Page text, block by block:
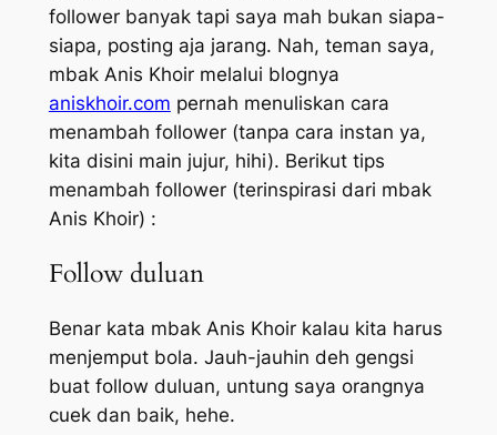
follower banyak tapi saya mah bukan siapa-
siapa, posting aja jarang. Nah, teman saya,
mbak Anis Khoir melalui blognya
aniskhoir.com pernah menuliskan cara
menambah follower (tanpa cara instan ya,
kita disini main jujur, hihi). Berikut tips
menambah follower (terinspirasi dari mbak
Anis Khoir) :
Follow duluan
Benar kata mbak Anis Khoir kalau kita harus
menjemput bola. Jauh-jauhin deh gengsi
buat follow duluan, untung saya orangnya
cuek dan baik, hehe.